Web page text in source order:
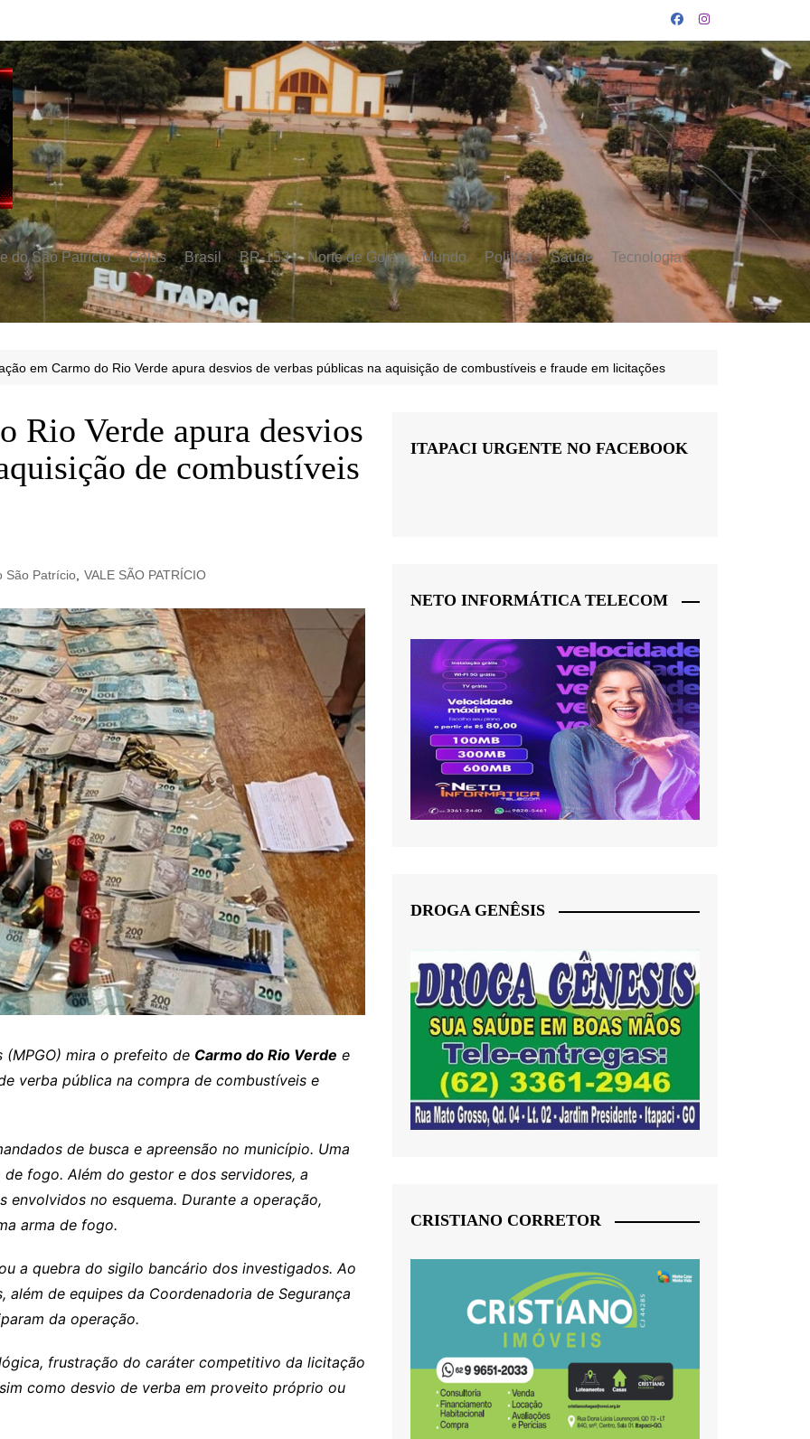
do São Patrício Goiás Brasil BR-153 Norte de Goiás Mundo Politica Saúde Tecnologia
em Carmo do Rio Verde apura desvios de verbas públicas na aquisição de combustíveis e fraude em licitações
Rio Verde apura desvios
de combustíveis
São Patrício, VALE SÃO PATRÍCIO
(MPGO) mira o prefeito de Carmo do Rio Verde e
verba pública na compra de combustíveis e
de busca e apreensão no município. Uma
de fogo.Além do gestor e dos servidores, a
no esquema. Durante a operação,
arma de fogo.
a quebra do sigilo bancário dos investigados. Ao
de equipes da Coordenadoria de Segurança
da operação.
frustração do caráter competitivo da licitação
como desvio de verba em proveito próprio ou
ITAPACI URGENTE NO FACEBOOK
NETO INFORMÁTICA TELECOM
DROGA GENÊSIS
CRISTIANO CORRETOR